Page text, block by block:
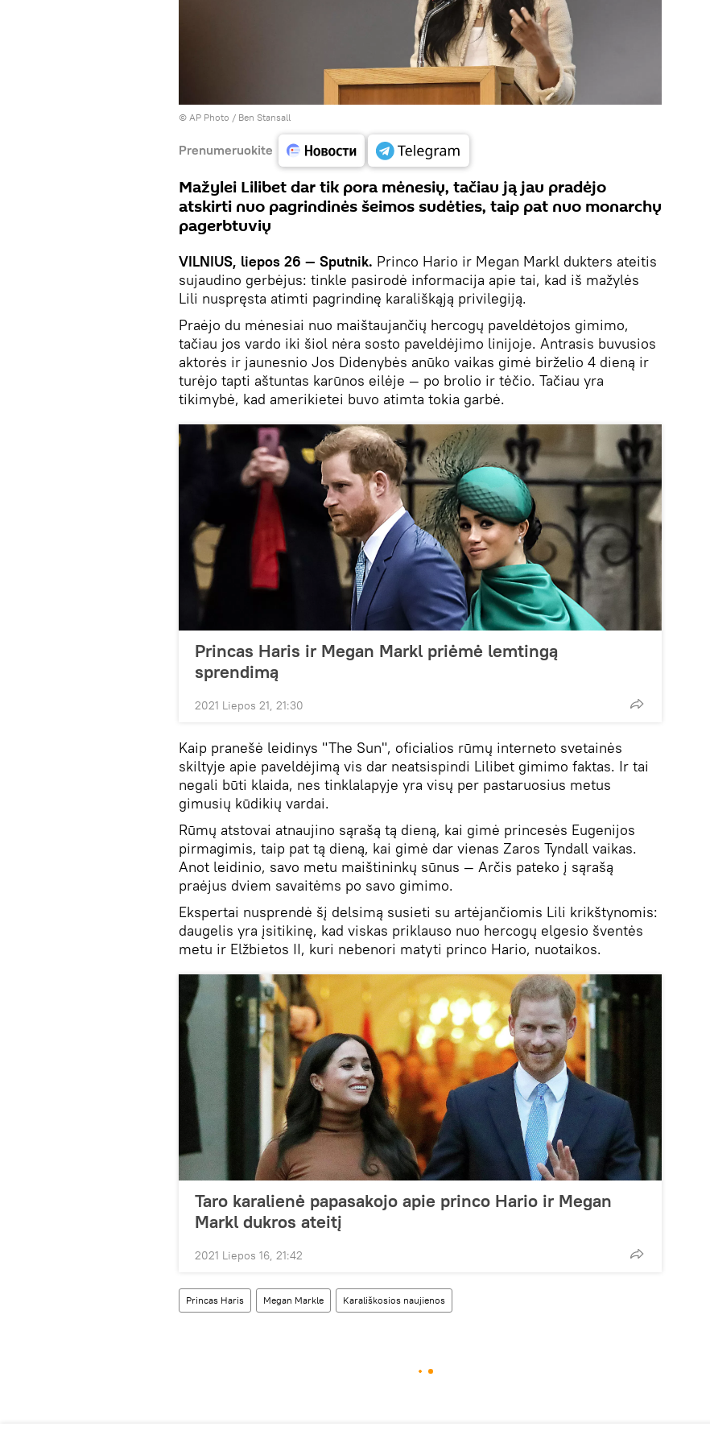
© AP Photo / Ben Stansall
Prenumeruokite
Mažylei Lilibet dar tik pora mėnesių, tačiau ją jau pradėjo
atskirti nuo pagrindinės šeimos sudėties, taip pat nuo monarchų
pagerbtuvių
VILNIUS, liepos 26 — Sputnik. Princo Hario ir Megan Markl dukters ateitis
sujaudino gerbėjus: tinkle pasirodė informacija apie tai, kad iš mažylės
Lili nuspręsta atimti pagrindinę karališkąją privilegiją.
Praėjo du mėnesiai nuo maištaujančių hercogų paveldėtojos gimimo,
tačiau jos vardo iki šiol nėra sosto paveldėjimo linijoje. Antrasis buvusios
aktorės ir jaunesnio Jos Didenybės anūko vaikas gimė birželio 4 dieną ir
turėjo tapti aštuntas karūnos eilėje — po brolio ir tėčio. Tačiau yra
tikimybė, kad amerikietei buvo atimta tokia garbė.
Princas Haris ir Megan Markl priėmė lemtingą
sprendimą
2021 Liepos 21, 21:30
Kaip pranešė leidinys "The Sun", oficialios rūmų interneto svetainės
skiltyje apie paveldėjimą vis dar neatsispindi Lilibet gimimo faktas. Ir tai
negali būti klaida, nes tinklalapyje yra visų per pastaruosius metus
gimusių kūdikių vardai.
Rūmų atstovai atnaujino sąrašą tą dieną, kai gimė princesės Eugenijos
pirmagimis, taip pat tą dieną, kai gimė dar vienas Zaros Tyndall vaikas.
Anot leidinio, savo metu maištininkų sūnus — Arčis pateko į sąrašą
praėjus dviem savaitėms po savo gimimo.
Ekspertai nusprendė šį delsimą susieti su artėjančiomis Lili krikštynomis:
daugelis yra įsitikinę, kad viskas priklauso nuo hercogų elgesio šventės
metu ir Elžbietos II, kuri nebenori matyti princo Hario, nuotaikos.
Taro karalienė papasakojo apie princo Hario ir Megan
Markl dukros ateitį
2021 Liepos 16, 21:42
Princas Haris Megan Markle Karališkosios naujienos